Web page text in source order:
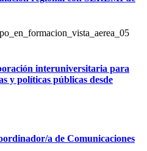
interuniversitaria para
y políticas públicas desde
a de Comunicaciones